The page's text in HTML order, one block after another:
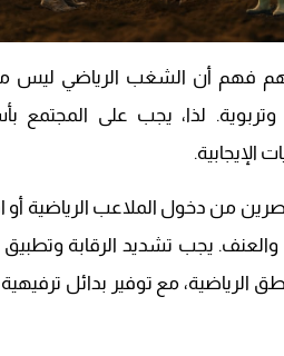
فهم أن الشغب الرياضي ليس
وتربوية. لذا، يجب على
الإيجابية.
من دخول الملاعب الرياضية
يجب تشديد الرقابة وتطبيق
الرياضية، مع توفير بدائل